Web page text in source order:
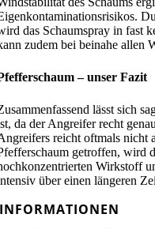
das Schaumspray in fast
zudem bei beinahe allen
– unser Fazit
lässt sich
da der Angreifer recht
reicht oftmals nicht
getroffen, wird
Wirkstoff
über einen längeren
INFORMATIONEN